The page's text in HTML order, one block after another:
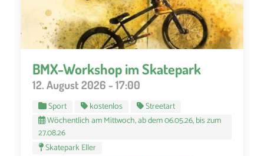
BMX-Workshop im Skatepark
12. August 2026 - 17:00
Sport kostenlos
Streetart
Wöchentlich am Mittwoch, ab dem 06.05.26, bis zum
27.08.26
Skatepark Eller